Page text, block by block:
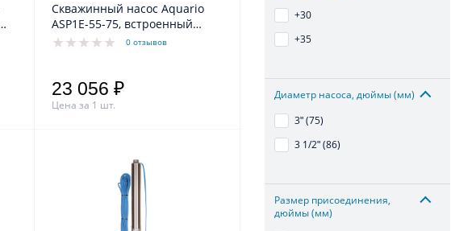
Скважинный насос Aquario
ASP1E-55-75, встроенный
конденсатор, кабель 35м
0 отзывов
23 056 ₽
Цена за 1 шт.
+30
+35
Диаметр насоса, дюймы (мм)
3ʺ (75)
3 1/2ʺ (86)
Размер присоединения,
дюймы (мм)